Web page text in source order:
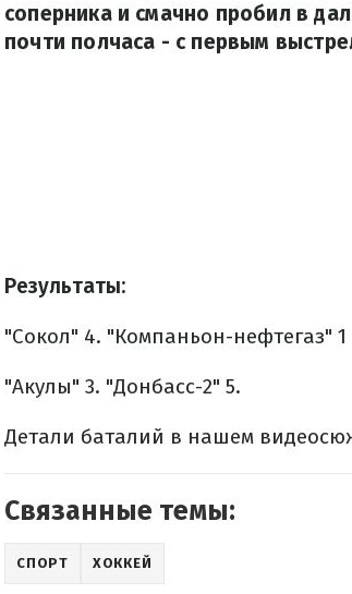
соперника и смачно пробил в
почти полчаса - с первым
Результаты:
"Сокол" 4. "Компаньон-нефтегаз" 1
"Акулы" 3. "Донбасс-2" 5.
Детали баталий в нашем
Связанные темы:
СПОРТ ХОККЕЙ